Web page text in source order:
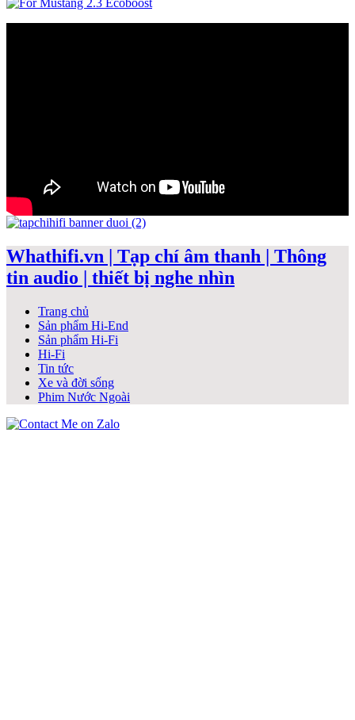
Whathifi.vn | Tạp chí âm thanh | Thông
tin audio | thiết bị nghe nhìn
Trang chủ
Sản phẩm Hi-End
Sản phẩm Hi-Fi
Hi-Fi
Tin tức
Xe và đời sống
Phim Nước Ngoài